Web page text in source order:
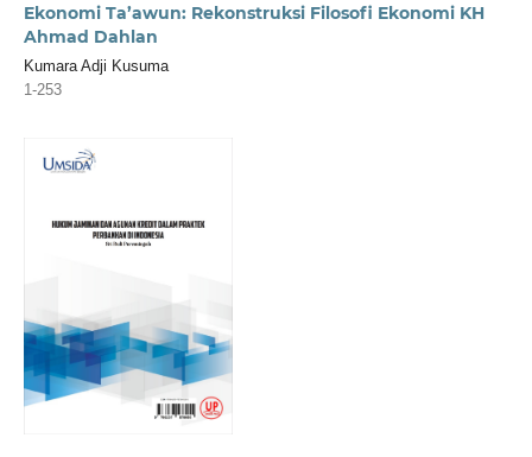
Ekonomi Ta’awun: Rekonstruksi Filosofi Ekonomi KH
Ahmad Dahlan
Kumara Adji Kusuma
1-253